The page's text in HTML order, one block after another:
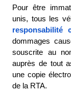
Pour être
unis, tous les
responsabilité
dommages
souscrite au
auprès de tout
une copie
de la RTA.